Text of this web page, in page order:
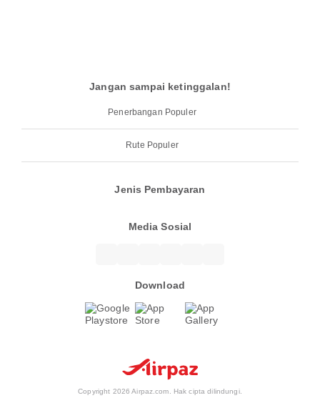
Jangan sampai ketinggalan!
Penerbangan Populer
Rute Populer
Jenis Pembayaran
Media Sosial
Download
Copyright 2026 Airpaz.com. Hak cipta dilindungi.